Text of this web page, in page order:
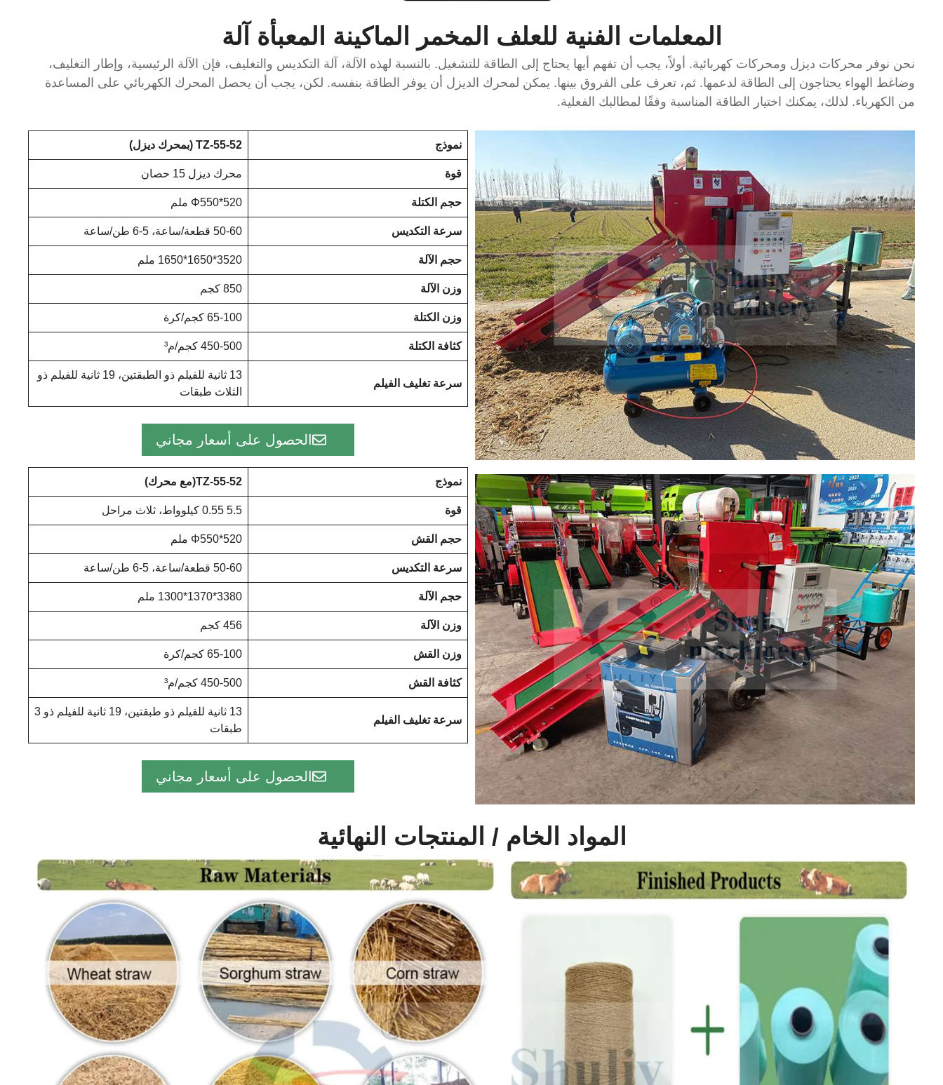
المعلمات الفنية للعلف المخمر الماكينة المعبأة آلة
نحن نوفر محركات ديزل ومحركات كهربائية. أولاً، يجب أن تفهم أيها يحتاج إلى الطاقة للتشغيل. بالنسبة لهذه الآلة، آلة التكديس والتغليف، فإن الآلة الرئيسية، وإطار التغليف،
وضاغط الهواء يحتاجون إلى الطاقة لدعمها. ثم، تعرف على الفروق بينها. يمكن لمحرك الديزل أن يوفر الطاقة بنفسه. لكن، يجب أن يحصل المحرك الكهربائي على المساعدة
من الكهرباء. لذلك، يمكنك اختيار الطاقة المناسبة وفقًا لمطالبك الفعلية.
نموذج TZ-55-52 (بمحرك ديزل)
قوة محرك ديزل 15 حصان
حجم الكتلة Φ550*520 ملم
سرعة التكديس 50-60 قطعة/ساعة، 5-6 طن/ساعة
حجم الآلة 3520*1650*1650 ملم
وزن الآلة 850 كجم
وزن الكتلة 65-100 كجم/كرة
كثافة الكتلة 450-500 كجم/م³
سرعة تغليف الفيلم
13 ثانية للفيلم ذو الطبقتين، 19 ثانية للفيلم ذو
الثلاث طبقات
الحصول على أسعار مجاني
نموذج TZ-55-52 (مع محرك)
قوة 5.5 0.55 كيلوواط، ثلاث مراحل
حجم القش Φ550*520 ملم
سرعة التكديس 50-60 قطعة/ساعة، 5-6 طن/ساعة
حجم الآلة 3380*1370*1300 ملم
وزن الآلة 456 كجم
وزن القش 65-100 كجم/كرة
كثافة القش 450-500 كجم/م³
سرعة تغليف الفيلم
13 ثانية للفيلم ذو طبقتين، 19 ثانية للفيلم ذو 3
طبقات
الحصول على أسعار مجاني
المواد الخام / المنتجات النهائية